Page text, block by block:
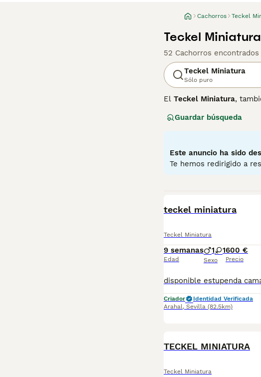
Cachorros Teckel
Teckel
52 Cachorros encontrados
Teckel Miniatura
Sólo puro
El Teckel Miniatura,
en madrigueras. Esta
curioso y muy leal a su
alerta los convierte en
evitar esfuerzos que
teckel mini adultoy el
Guardar búsqueda
Este anuncio ha sido
Te hemos redirigido a
teckel miniatura
Teckel Miniatura
9 semanas
Edad
1 1
Sexo
600 €
Precio
Criador
Identidad Verificada
Arahal, Sevilla (82.5km)
TECKEL MINIATURA
Teckel Miniatura